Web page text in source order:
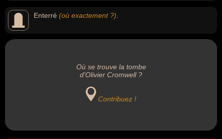
Enterré (où exactement ?)
Où se trouve la tombe
d'Olivier Cromwell ?
Contribuez !